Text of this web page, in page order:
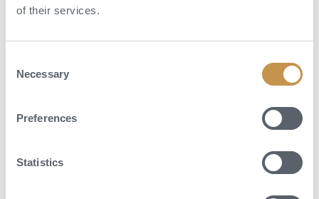
of their services.
Selection
Necessary
Preferences
Statistics
OBJEVTE VÍCE